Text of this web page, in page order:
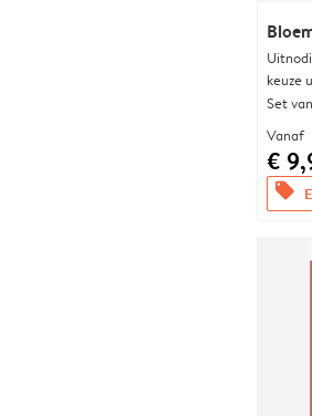
keuze
Set
Vanaf
€
offers